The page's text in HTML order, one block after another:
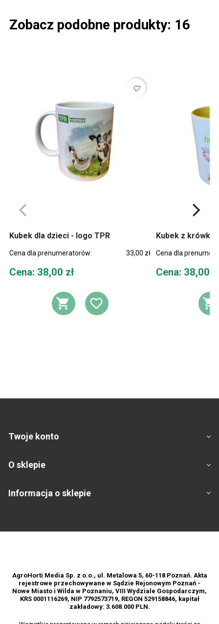
Zobacz podobne produkty: 16
favorite_border
Kubek dla dzieci - logo TPR
Cena dla prenumeratorów: 33,00 zł
Cena
Cena: 38,00 zł
DODAJ DO KOSZYKA
DODAJ DO
Kubek z krówką
Cena dla
Cena
Cena: 38,00
Twoje konto
O sklepie
Informacja o sklepie
AgroHorti Media Sp. z o.o., ul. Metalowa 5, 60-118 Poznań. Akta
rejestrowe przechowywane w Sądzie Rejonowym Poznań -
Nowe Miasto i Wilda w Poznaniu, VIII Wydziale Gospodarczym,
KRS 0001116269, NIP 7792573719, REGON 529158846, kapitał
zakładowy: 3.608.000 PLN.